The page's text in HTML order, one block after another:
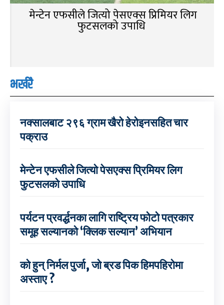
मेन्टेन एफसीले जित्यो पेसएक्स प्रिमियर लिग
फुटसलको उपाधि
भर्खरै
नक्सालबाट २९६ ग्राम खैरो हेरोइनसहित चार
पक्राउ
मेन्टेन एफसीले जित्यो पेसएक्स प्रिमियर लिग
फुटसलको उपाधि
पर्यटन प्रवर्द्धनका लागि राष्ट्रिय फोटो पत्रकार
समूह सल्यानको ‘क्लिक सल्यान’ अभियान
को हुन् निर्मल पुर्जा, जो ब्रड पिक हिमपहिरोमा
अस्ताए ?